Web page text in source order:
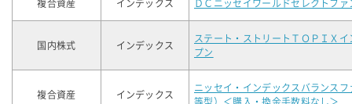
複合資産 インデックス ＤＣニッセイワールドセレクトフ
国内株式 インデックス
ステート・ストリートＴＯＰＩＸ
プン
複合資産 インデックス
ニッセイ・インデックスバランス
等型）＜購入・換金手数料なし＞